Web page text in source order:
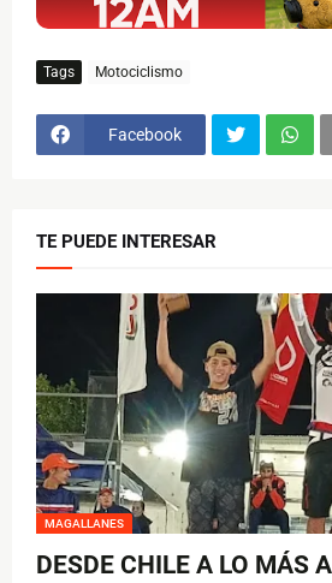
Tags Motociclismo
Facebook
TE PUEDE INTERESAR
MAGALLANES
DESDE CHILE A LO MÁS